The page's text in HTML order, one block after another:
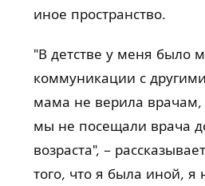
иное пространство.
"В детстве у меня было
коммуникации с
мама не верила врачам,
мы не посещали врача
возраста", –
того, что я была иной, я